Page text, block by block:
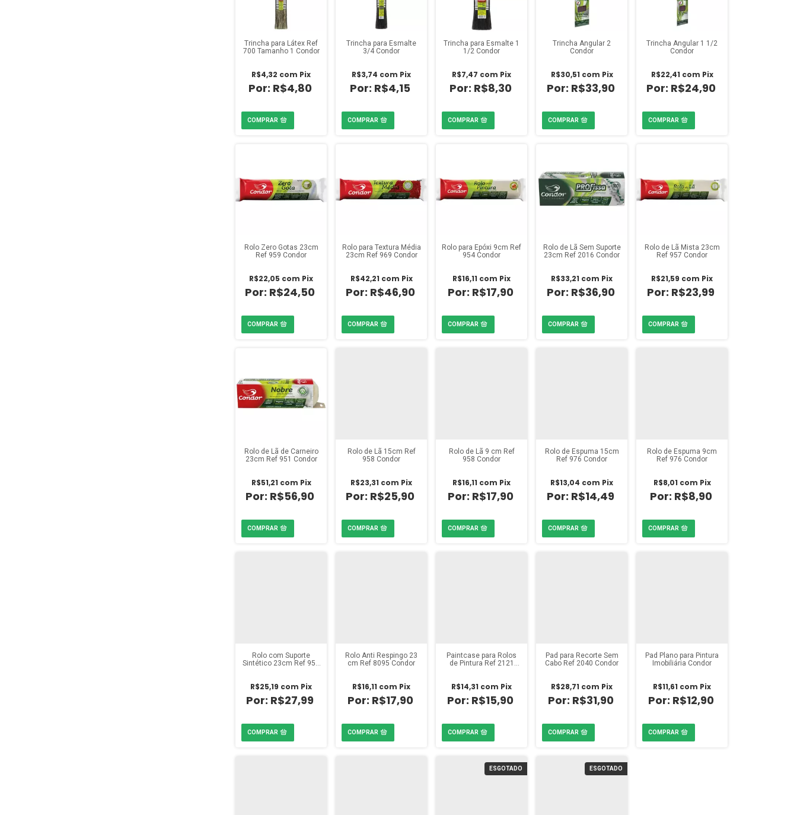
Trincha para Látex Ref
700 Tamanho 1 Condor
R$4,80
R$4,32 com Pix
Trincha para Esmalte
3/4 Condor
R$4,15
R$3,74 com Pix
Trincha para Esmalte 1
1/2 Condor
R$8,30
R$7,47 com Pix
Trincha Angular 2
Condor
R$33,90
R$30,51 com Pix
Trincha Angular 1 1/2
Condor
R$24,90
R$22,41 com Pix
Rolo Zero Gotas 23cm
Ref 959 Condor
R$24,50
R$22,05 com Pix
Rolo para Textura Média
23cm Ref 969 Condor
R$46,90
R$42,21 com Pix
Rolo para Epóxi 9cm Ref
954 Condor
R$17,90
R$16,11 com Pix
Rolo de Lã Sem Suporte
23cm Ref 2016 Condor
R$36,90
R$33,21 com Pix
Rolo de Lã Mista 23cm
Ref 957 Condor
R$23,99
R$21,59 com Pix
Rolo de Lã de Carneiro
23cm Ref 951 Condor
R$56,90
R$51,21 com Pix
Rolo de Lã 15cm Ref
958 Condor
R$25,90
R$23,31 com Pix
Rolo de Lã 9 cm Ref
958 Condor
R$17,90
R$16,11 com Pix
Rolo de Espuma 15cm
Ref 976 Condor
R$14,49
R$13,04 com Pix
Rolo de Espuma 9cm
Ref 976 Condor
R$8,90
R$8,01 com Pix
Rolo com Suporte
Sintético 23cm Ref 955
R$27,99
R$25,19 com Pix
Rolo Anti Respingo 23
cm Ref 8095 Condor
R$17,90
R$16,11 com Pix
Paintcase para Rolos
de Pintura Ref 2121
R$15,90
R$14,31 com Pix
Pad para Recorte Sem
Cabo Ref 2040 Condor
R$31,90
R$28,71 com Pix
Pad Plano para Pintura
Imobiliária Condor
R$12,90
R$11,61 com Pix
ESGOTADO ESGOTADO